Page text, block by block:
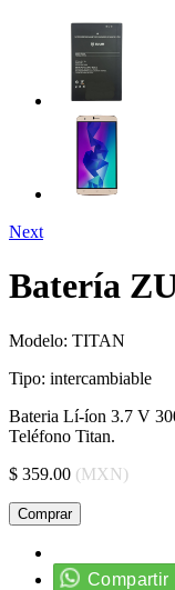
Next
Batería
Modelo: TITAN
Tipo: intercambiable
Bateria Lí-íon 3.7 V
Teléfono Titan.
$ 359.00 (MXN)
Comprar
Compartir